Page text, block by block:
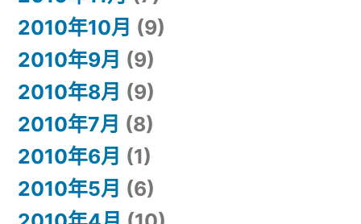
2010年10月 (9)
2010年9月 (9)
2010年8月 (9)
2010年7月 (8)
2010年6月 (1)
2010年5月 (6)